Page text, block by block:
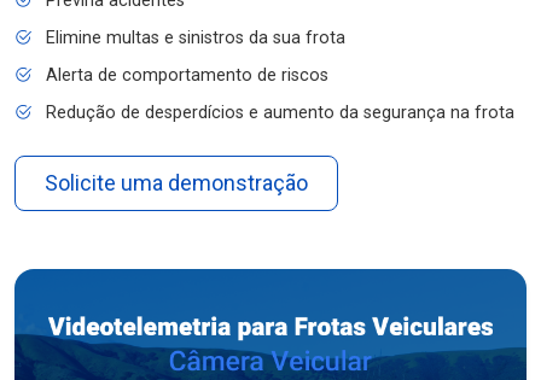
Elimine multas e sinistros da sua frota
Alerta de comportamento de riscos
Redução de desperdícios e aumento da segurança na frota
Solicite uma demonstração